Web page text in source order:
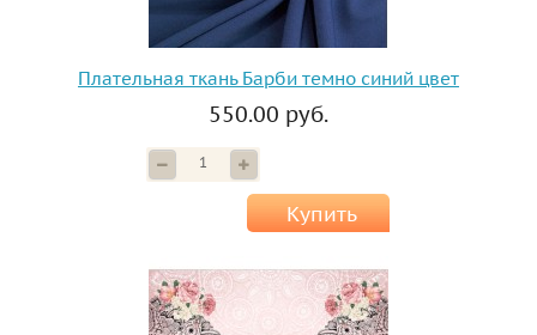
Плательная ткань Барби темно синий цвет
550.00 руб.
Купить